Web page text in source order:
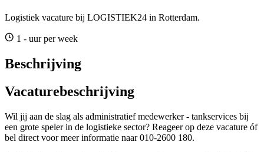
Logistiek vacature bij LOGISTIEK24 in Rotterdam.
1 - uur per week
Beschrijving
Vacaturebeschrijving
Wil jij aan de slag als administratief medewerker - tankservices bij
een grote speler in de logistieke sector? Reageer op deze vacature óf
bel direct voor meer informatie naar 010-2600 180.